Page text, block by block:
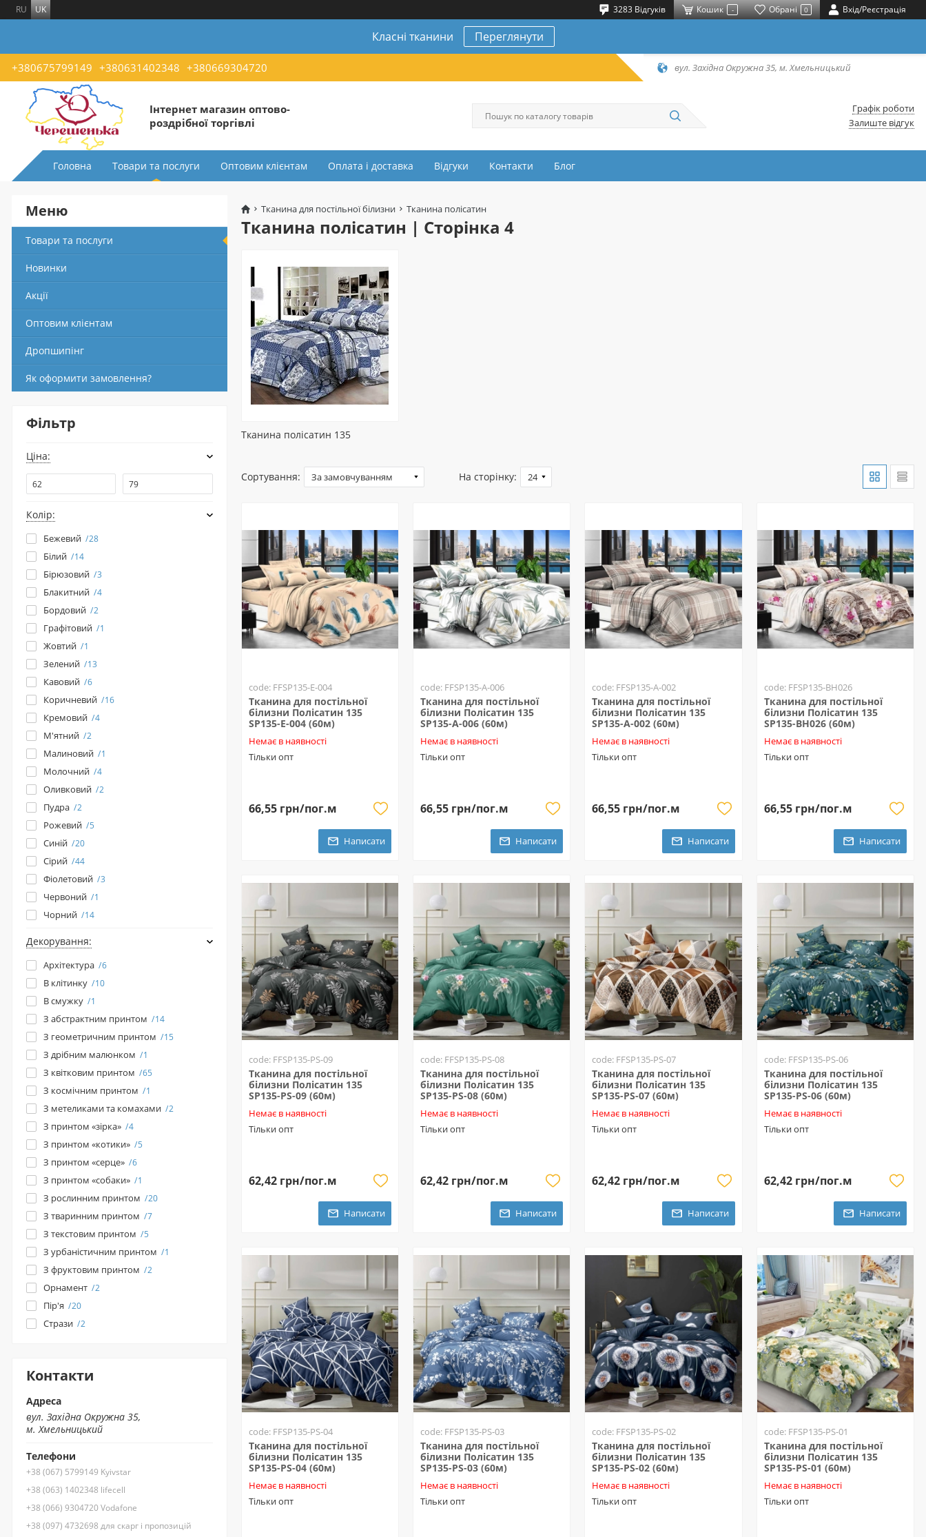
RU UK 3283 Відгуків Кошик - Обрані 0 Вхід/Реєстрація
Класні тканини Переглянути
+380675799149 +380631402348 +380669304720 вул. Західна Окружна 35, м. Хмельницький
Інтернет магазин оптово-
роздрібної торгівлі
Графік роботи
Залиште відгук
Головна Товари та послуги Оптовим клієнтам Оплата і доставка Відгуки Контакти Блог
Тканина для постільної білизни Тканина полісатин
Тканина полісатин | Сторінка 4
Тканина полісатин 135
Сортування: На сторінку:
code: FFSP135-E-004
Тканина для постільної
білизни Полісатин 135
SP135-E-004 (60м)
Немає в наявності
Тільки опт
66,55 грн/пог.м
Написати
code: FFSP135-A-006
Тканина для постільної
білизни Полісатин 135
SP135-A-006 (60м)
Немає в наявності
Тільки опт
66,55 грн/пог.м
Написати
code: FFSP135-A-002
Тканина для постільної
білизни Полісатин 135
SP135-A-002 (60м)
Немає в наявності
Тільки опт
66,55 грн/пог.м
Написати
code: FFSP135-BH026
Тканина для постільної
білизни Полісатин 135
SP135-BH026 (60м)
Немає в наявності
Тільки опт
66,55 грн/пог.м
Написати
code: FFSP135-PS-09
Тканина для постільної
білизни Полісатин 135
SP135-PS-09 (60м)
Немає в наявності
Тільки опт
62,42 грн/пог.м
Написати
code: FFSP135-PS-08
Тканина для постільної
білизни Полісатин 135
SP135-PS-08 (60м)
Немає в наявності
Тільки опт
62,42 грн/пог.м
Написати
code: FFSP135-PS-07
Тканина для постільної
білизни Полісатин 135
SP135-PS-07 (60м)
Немає в наявності
Тільки опт
62,42 грн/пог.м
Написати
code: FFSP135-PS-06
Тканина для постільної
білизни Полісатин 135
SP135-PS-06 (60м)
Немає в наявності
Тільки опт
62,42 грн/пог.м
Написати
code: FFSP135-PS-04
Тканина для постільної
білизни Полісатин 135
SP135-PS-04 (60м)
Немає в наявності
Тільки опт
code: FFSP135-PS-03
Тканина для постільної
білизни Полісатин 135
SP135-PS-03 (60м)
Немає в наявності
Тільки опт
code: FFSP135-PS-02
Тканина для постільної
білизни Полісатин 135
SP135-PS-02 (60м)
Немає в наявності
Тільки опт
code: FFSP135-PS-01
Тканина для постільної
білизни Полісатин 135
SP135-PS-01 (60м)
Немає в наявності
Тільки опт
Меню
Товари та послуги
Новинки
Акції
Оптовим клієнтам
Дропшипінг
Як оформити замовлення?
Фільтр
Ціна:
Колір:
Бежевий 28
Білий 14
Бірюзовий 3
Блакитний 4
Бордовий 2
Графітовий 1
Жовтий 1
Зелений 13
Кавовий 6
Коричневий 16
Кремовий 4
М'ятний 2
Малиновий 1
Молочний 4
Оливковий 2
Пудра 2
Рожевий 5
Синій 20
Сірий 44
Фіолетовий 3
Червоний 1
Чорний 14
Декорування:
Архітектура 6
В клітинку 10
В смужку 1
З абстрактним принтом 14
З геометричним принтом 15
З дрібним малюнком 1
З квітковим принтом 65
З космічним принтом 1
З метеликами та комахами 2
З принтом «зірка» 4
З принтом «котики» 5
З принтом «серце» 6
З принтом «собаки» 1
З рослинним принтом 20
З тваринним принтом 7
З текстовим принтом 5
З урбаністичним принтом 1
З фруктовим принтом 2
Орнамент 2
Пір'я 20
Стрази 2
Контакти
Адреса
вул. Західна Окружна 35,
м. Хмельницький
Телефони
+38 (067) 5799149 Kyivstar
+38 (063) 1402348 lifecell
+38 (066) 9304720 Vodafone
+38 (097) 4732698 для скарг і пропозицій